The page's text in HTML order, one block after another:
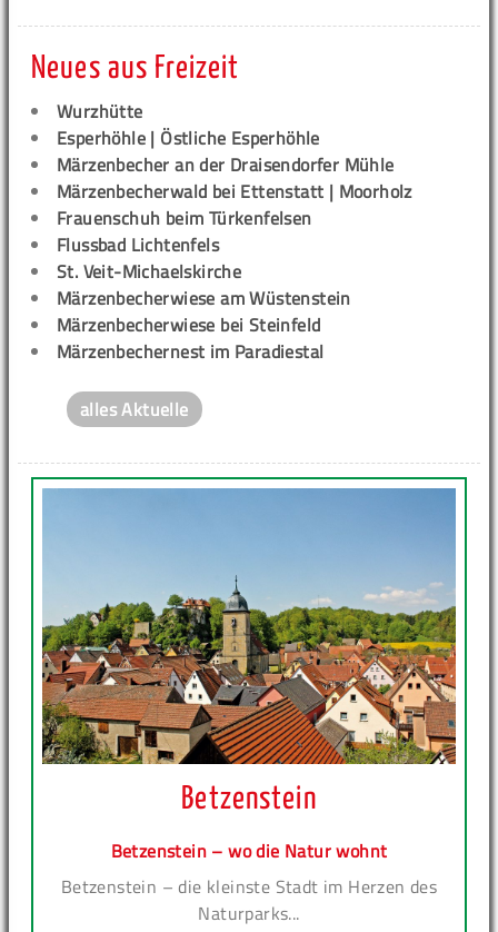
Neues aus Freizeit
Wurzhütte
Esperhöhle | Östliche Esperhöhle
Märzenbecher an der Draisendorfer Mühle
Märzenbecherwald bei Ettenstatt | Moorholz
Frauenschuh beim Türkenfelsen
Flussbad Lichtenfels
St. Veit-Michaelskirche
Märzenbecherwiese am Wüstenstein
Märzenbecherwiese bei Steinfeld
Märzenbechernest im Paradiestal
alles Aktuelle
Betzenstein
Betzenstein – wo die Natur wohnt
Betzenstein – die kleinste Stadt im Herzen des
Naturparks...